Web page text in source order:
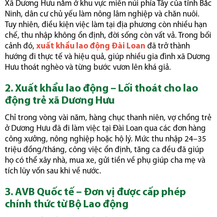
Xã Dương Hưu nằm ở khu vực miền núi phía Tây của tỉnh Bắc
Ninh, dân cư chủ yếu làm nông lâm nghiệp và chăn nuôi.
Tuy nhiên, điều kiện việc làm tại địa phương còn nhiều hạn
chế, thu nhập không ổn định, đời sống còn vất vả. Trong bối
cảnh đó, xuất khẩu lao động Đài Loan đã trở thành
hướng đi thực tế và hiệu quả, giúp nhiều gia đình xã Dương
Hưu thoát nghèo và từng bước vươn lên khá giả.
2. Xuất khẩu lao động – Lối thoát cho lao
động trẻ xã Dương Hưu
Chỉ trong vòng vài năm, hàng chục thanh niên, vợ chồng trẻ
ở Dương Hưu đã đi làm việc tại Đài Loan qua các đơn hàng
công xưởng, nông nghiệp hoặc hộ lý. Mức thu nhập 24–35
triệu đồng/tháng, công việc ổn định, tăng ca đều đã giúp
họ có thể xây nhà, mua xe, gửi tiền về phụ giúp cha mẹ và
tích lũy vốn sau khi về nước.
3. AVB Quốc tế – Đơn vị được cấp phép
chính thức từ Bộ Lao động